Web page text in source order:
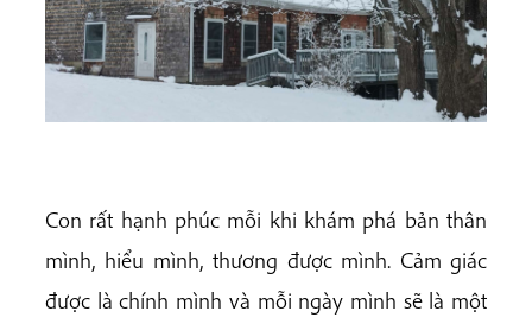
Con rất hạnh phúc mỗi khi khám phá bản thân
mình, hiểu mình, thương được mình. Cảm giác
được là chính mình và mỗi ngày mình sẽ là một